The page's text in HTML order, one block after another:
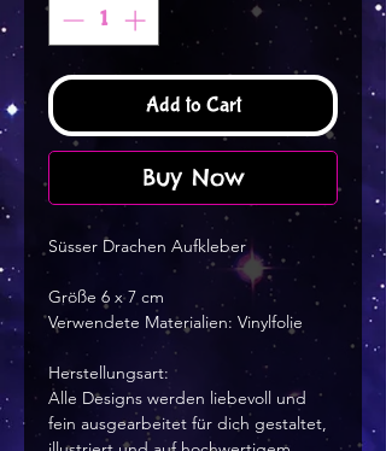
Add to Cart
Buy Now
Süsser Drachen Aufkleber
Größe 6 x 7 cm
Verwendete Materialien: Vinylfolie
Herstellungsart:
Alle Designs werden liebevoll und
fein ausgearbeitet für dich gestaltet,